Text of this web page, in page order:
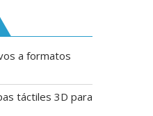
a formatos
táctiles 3D para